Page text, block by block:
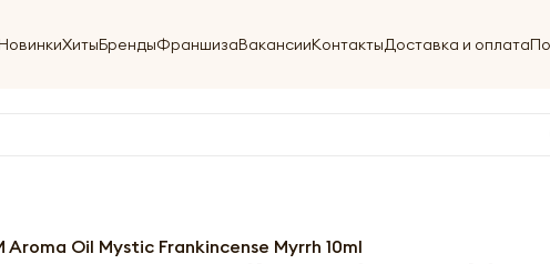
НовинкиХитыБрендыФраншизаВакансииКонтактыДоставка и оплата
Oil Mystic Frankincense Myrrh 10ml